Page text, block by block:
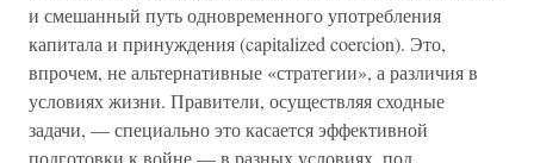
и смешанный путь одновременного употребления
капитала и принуждения (capitalized coercion). Это,
впрочем, не альтернативные «стратегии», а различия в
условиях жизни. Правители, осуществляя сходные
задачи, — специально это касается эффективной
подготовки к войне — в разных условиях, под